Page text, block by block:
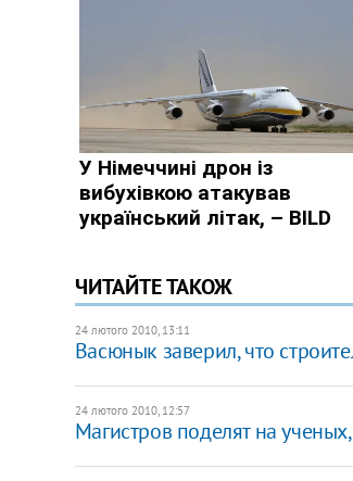
ЧИТАЙТЕ ТАКОЖ
24 лютого 2010, 13:11
Васюнык заверил, что
24 лютого 2010, 12:57
Магистров поделят на